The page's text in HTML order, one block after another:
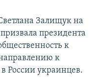
Залищук на
президента
к
к
России украинцев.